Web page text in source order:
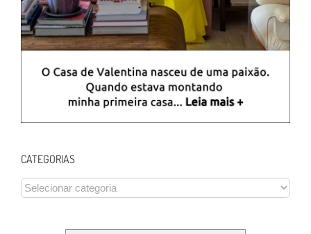
CATEGORIAS
CATEGORIAS